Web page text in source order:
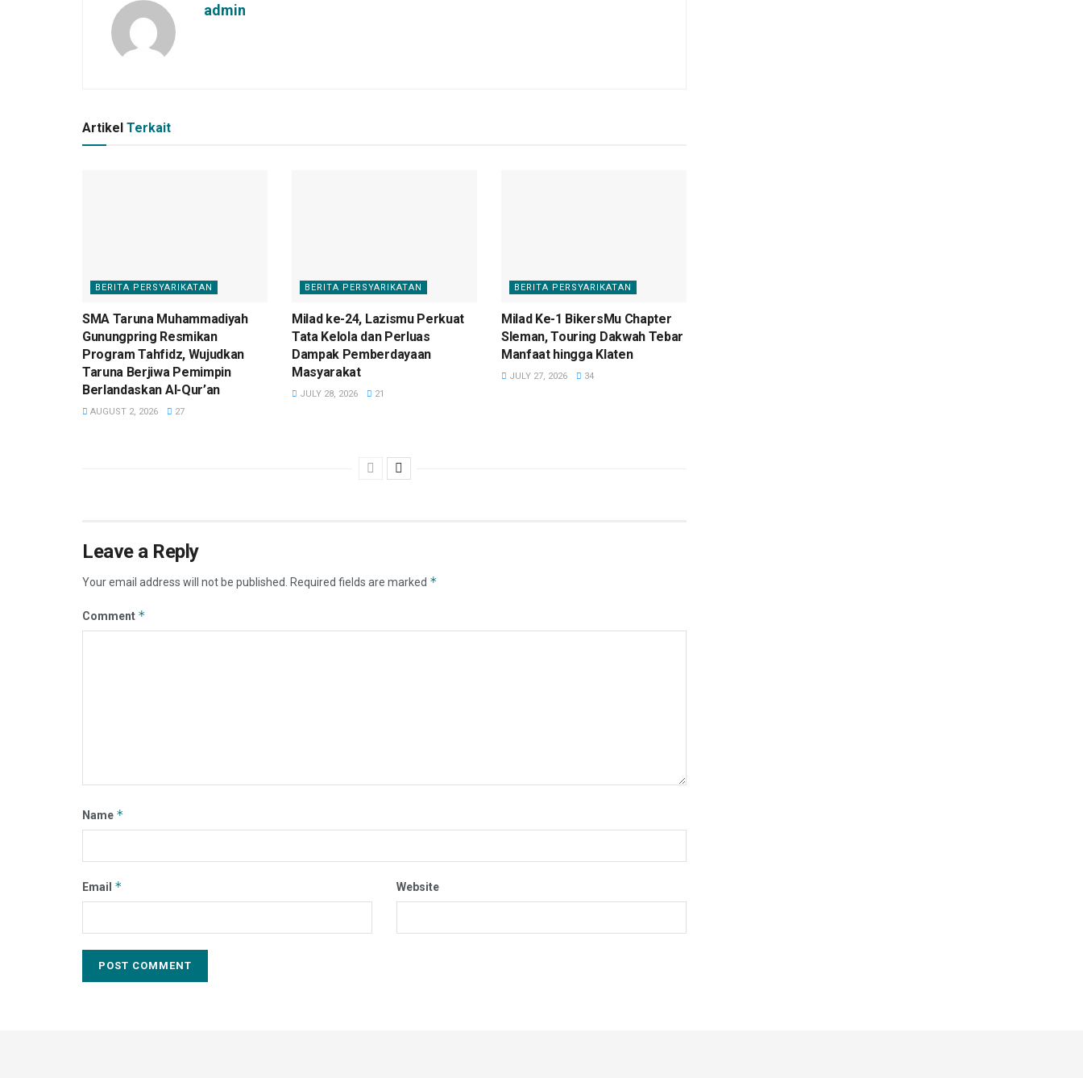
admin
Artikel Terkait
BERITA PERSYARIKATAN
SMA Taruna Muhammadiyah
Gunungpring Resmikan
Program Tahfidz, Wujudkan
Taruna Berjiwa Pemimpin
Berlandaskan Al-Qur’an
AUGUST 2, 2026 27
BERITA PERSYARIKATAN
Milad ke-24, Lazismu Perkuat
Tata Kelola dan Perluas
Dampak Pemberdayaan
Masyarakat
JULY 28, 2026 21
BERITA PERSYARIKATAN
Milad Ke-1 BikersMu Chapter
Sleman, Touring Dakwah Tebar
Manfaat hingga Klaten
JULY 27, 2026 34
Leave a Reply
Your email address will not be published. Required fields are marked *
Comment *
Name *
Email * Website